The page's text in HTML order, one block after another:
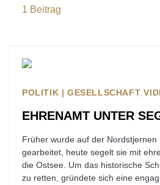
1 Beitrag
POLITIK | GESELLSCHAFT
EHRENAMT UNTER
Früher wurde auf der
gearbeitet, heute segelt sie mit
die Ostsee. Um das historische
zu retten, gründete sich eine